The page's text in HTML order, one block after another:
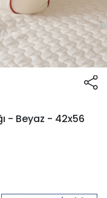
- Beyaz - 42x56